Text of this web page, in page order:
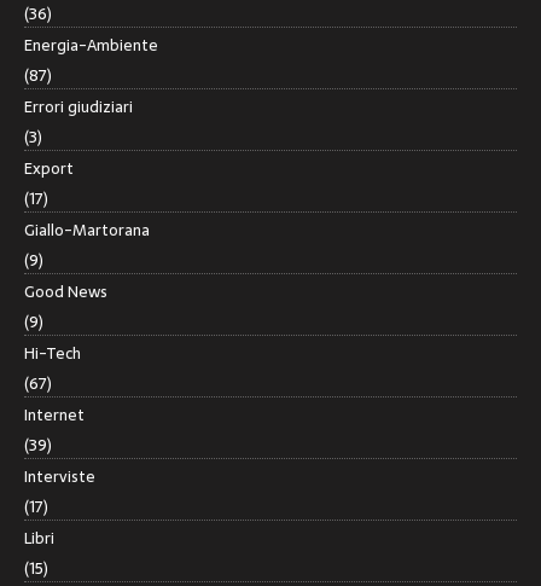
(36)
Energia-Ambiente
(87)
Errori giudiziari
(3)
Export
(17)
Giallo-Martorana
(9)
Good News
(9)
Hi-Tech
(67)
Internet
(39)
Interviste
(17)
Libri
(15)